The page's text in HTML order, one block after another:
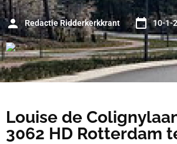
Redactie Ridderkerkkrant 10-1-
Louise de
3062 HD Rotterdam